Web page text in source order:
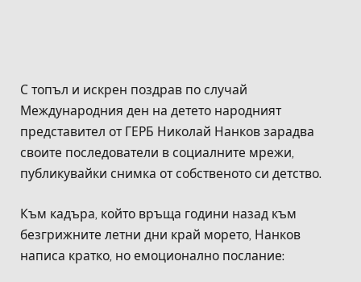
С топъл и искрен поздрав по случай
Международния ден на детето народният
представител от ГЕРБ Николай Нанков зарадва
своите последователи в социалните мрежи,
публикувайки снимка от собственото си детство.
Към кадъра, който връща години назад към
безгрижните летни дни край морето, Нанков
написа кратко, но емоционално послание: